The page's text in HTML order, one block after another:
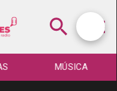
MÚSICA